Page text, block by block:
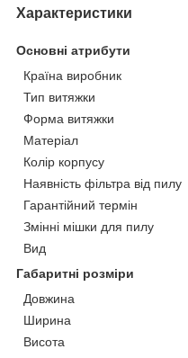
Характеристики
Основні атрибути
Країна виробник
Тип витяжки
Форма витяжки
Матеріал
Колір корпусу
Наявність фільтра від пилу
Гарантійний термін
Змінні мішки для пилу
Вид
Габаритні розміри
Довжина
Ширина
Висота